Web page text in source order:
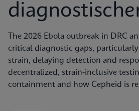
The 2026 Ebola outbreak in DRC
critical diagnostic gaps,
strain, delaying detection and
decentralized, strain-inclusive
containment and how Cepheid is